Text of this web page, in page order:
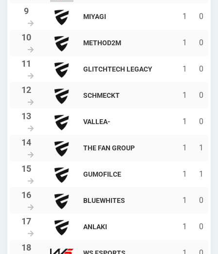
MIYAGI 1 0
METHOD2M 1 0
GLITCHTECH LEGACY 1 0
SCHMECKT 1 0
VALLEA- 1 0
THE FAN GROUP 1 1
GUMOFILCE 1 1
BLUEWHITES 1 0
ANLAKI 1 0